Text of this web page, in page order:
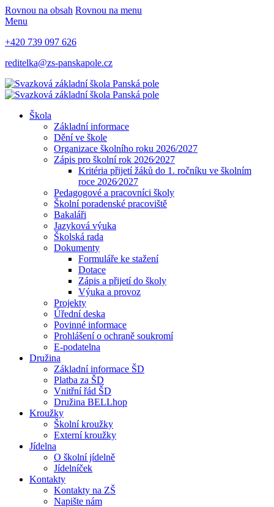
Rovnou na obsah Rovnou na menu
Menu
+420 739 097 626
reditelka@zs-panskapole.cz
Škola
Základní informace
Dění ve škole
Organizace školního roku 2026/2027
Zápis pro školní rok 2026⁄2027
Kritéria přijetí žáků do 1. ročníku ve školním
roce 2026⁄2027
Pedagogové a pracovníci školy
Školní poradenské pracoviště
Bakaláři
Jazyková výuka
Školská rada
Dokumenty
Formuláře ke stažení
Dotace
Zápis a přijetí do školy
Výuka a provoz
Projekty
Úřední deska
Povinné informace
Prohlášení o ochraně soukromí
E-podatelna
Družina
Základní informace ŠD
Platba za ŠD
Vnitřní řád ŠD
Družina BELLhop
Kroužky
Školní kroužky
Externí kroužky
Jídelna
O školní jídelně
Jídelníček
Kontakty
Kontakty na ZŠ
Napište nám